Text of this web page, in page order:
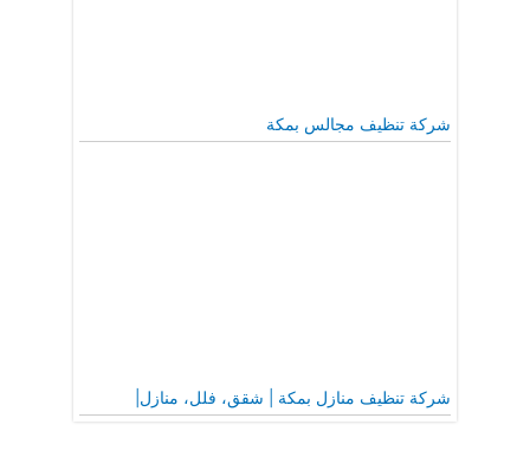
شركة تنظيف مجالس بمكة
شركة تنظيف منازل بمكة | شقق، فلل، منازل|